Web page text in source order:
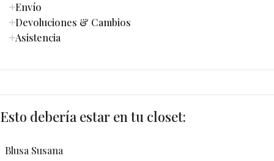
Envío
Devoluciones & Cambios
Asistencia
Esto debería estar en tu closet:
Blusa Susana